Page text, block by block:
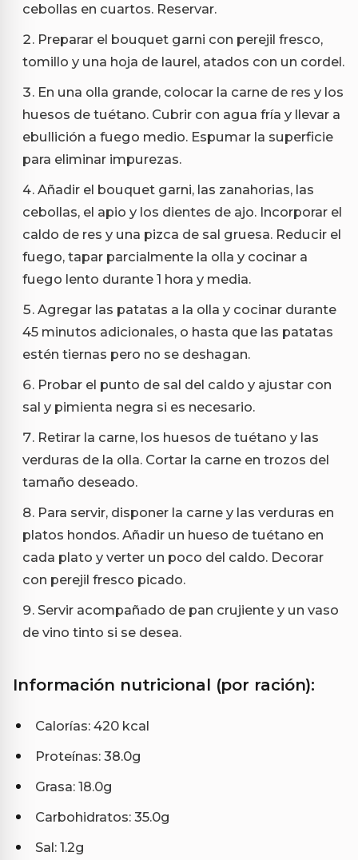
cebollas en cuartos. Reservar.
Preparar el bouquet garni con perejil fresco,
tomillo y una hoja de laurel, atados con un cordel.
En una olla grande, colocar la carne de res y los
huesos de tuétano. Cubrir con agua fría y llevar a
ebullición a fuego medio. Espumar la superficie
para eliminar impurezas.
Añadir el bouquet garni, las zanahorias, las
cebollas, el apio y los dientes de ajo. Incorporar el
caldo de res y una pizca de sal gruesa. Reducir el
fuego, tapar parcialmente la olla y cocinar a
fuego lento durante 1 hora y media.
Agregar las patatas a la olla y cocinar durante
45 minutos adicionales, o hasta que las patatas
estén tiernas pero no se deshagan.
Probar el punto de sal del caldo y ajustar con
sal y pimienta negra si es necesario.
Retirar la carne, los huesos de tuétano y las
verduras de la olla. Cortar la carne en trozos del
tamaño deseado.
Para servir, disponer la carne y las verduras en
platos hondos. Añadir un hueso de tuétano en
cada plato y verter un poco del caldo. Decorar
con perejil fresco picado.
Servir acompañado de pan crujiente y un vaso
de vino tinto si se desea.
Información nutricional (por ración):
Calorías: 420 kcal
Proteínas: 38.0g
Grasa: 18.0g
Carbohidratos: 35.0g
Sal: 1.2g